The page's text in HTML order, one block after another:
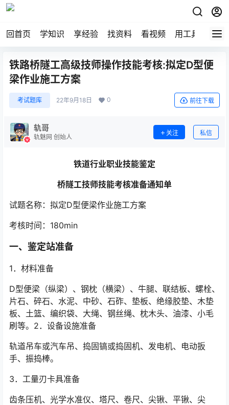
回首页 学知识 享经验 找资料 看视频 用工具 论技
铁路桥隧工高级技师操作技能考核:拟定D型便
梁作业施工方案
考试题库 22年9月18日 0 前往下载
轨哥
轨魅网 创始人
关注 私信
铁道行业职业技能鉴定
桥隧工技师技能考核准备通知单
试题名称：拟定D型便梁作业施工方案
考核时间：180min
一、鉴定站准备
1．材料准备
D型便梁（纵梁）、钢枕（横梁）、牛腿、联结板、螺栓、
片石、碎石、水泥、中砂、石砟、垫板、绝缘胶垫、木垫
板、土篮、编织袋、大绳、钢丝绳、枕木头、油漆、小毛
刷等。2．设备设施准备󠅅󠅃󠄵󠅂󠄪󠇖󠆨󠆨󠇕󠆞󠆒󠅬󠇘󠆭󠆘󠇙󠆝󠅵󠇗󠆭󠆁󠄐󠇗󠅹󠅸󠇖󠆍󠅳󠇖󠅹󠅰󠇖󠆌󠅹
轨道吊车或汽车吊、捣固镐或捣固机、发电机、电动扳
手、振捣棒。
3．工量刃卡具准备
齿条压机、光学水准仪、塔尺、卷尺、尖锹、平锹、尖